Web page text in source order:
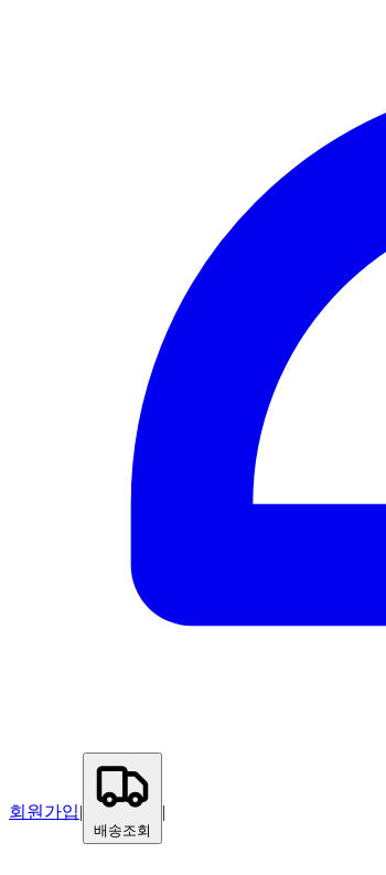
회원가입|
배송조회
|